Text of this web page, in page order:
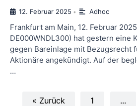
12. Februar 2025 • Adhoc
Frankfurt am Main, 12. Februar
DE000WNDL300) hat gestern eine
gegen Bareinlage mit Bezugsrecht
Aktionäre angekündigt. Auf der
…
« Zurück 1 ...